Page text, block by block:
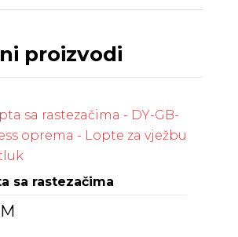
proizvodi
sa rastezačima